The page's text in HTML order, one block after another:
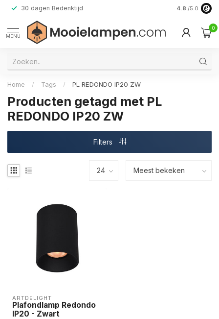
30 dagen Bedenktijd Verzending
4.8 /5.0
MENU
0
Home / Tags / PL REDONDO IP20 ZW
Producten getagd met PL
REDONDO IP20 ZW
Filters
ARTDELIGHT
Plafondlamp Redondo
IP20 - Zwart